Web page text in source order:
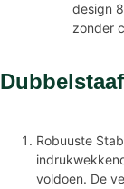
design
zonder
Robuuste
voldoen. De